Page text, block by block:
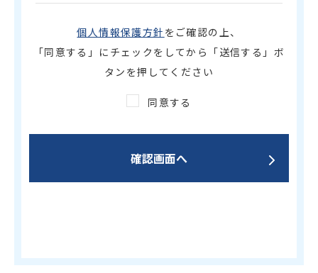
個人情報保護方針 をご確認の上、
「同意する」にチェックをしてから「送信する」ボ
タンを押してください
同意する
確認画面へ